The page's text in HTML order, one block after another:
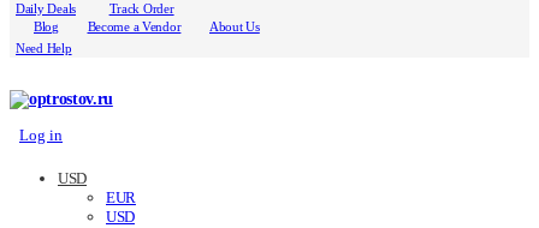
Daily Deals
Track Order
Blog
Become a Vendor
About Us
Need Help
Log in
USD
EUR
USD